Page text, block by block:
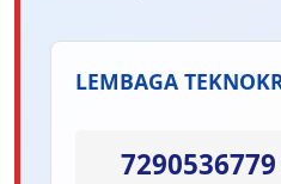
LEMBAGA